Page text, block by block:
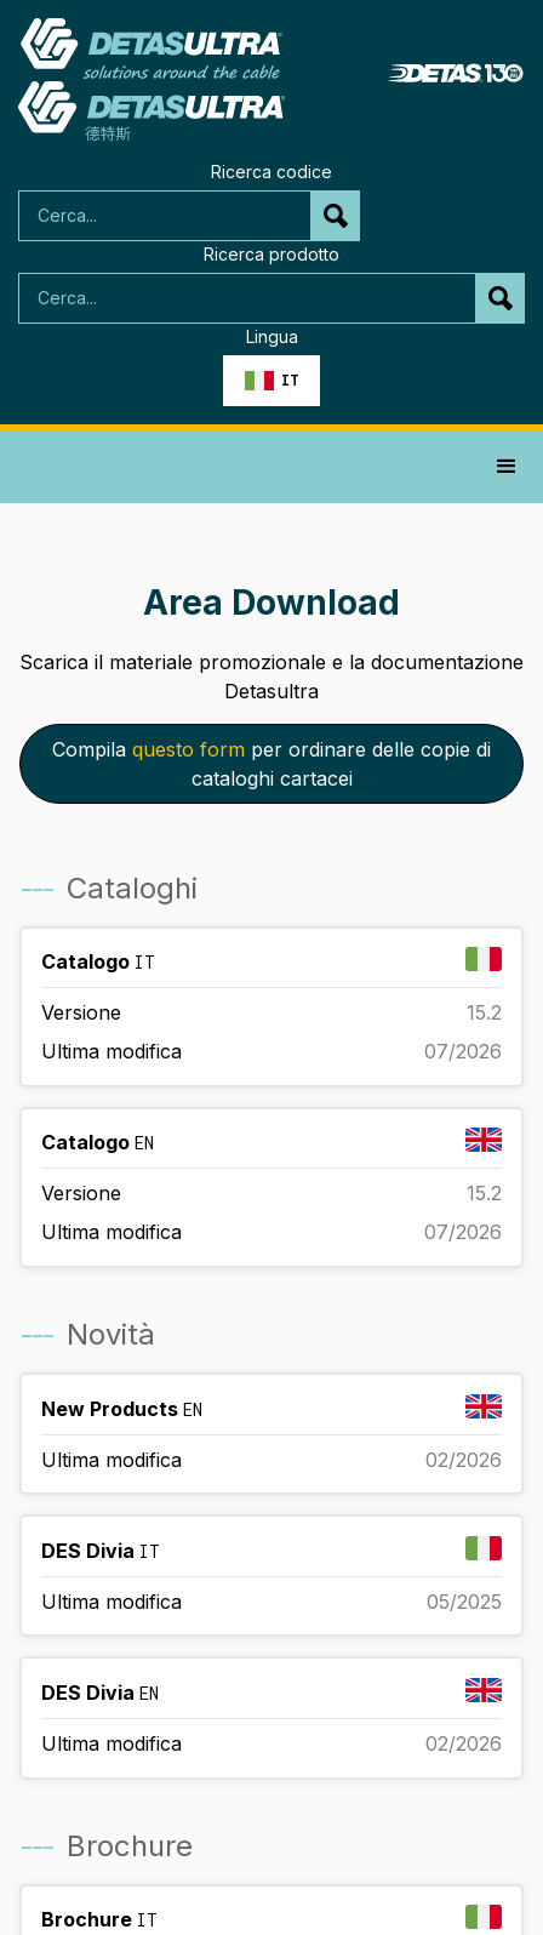
Ricerca codice
Ricerca prodotto
Lingua
IT
Area Download
Scarica il materiale promozionale e la documentazione
Detasultra
Compila questo form per ordinare delle copie di
cataloghi cartacei
--- Cataloghi
Catalogo IT
Versione
15.2
Ultima modifica
07/2026
Catalogo EN
Versione
15.2
Ultima modifica
07/2026
--- Novità
New Products EN
Ultima modifica 02/2026
DES Divia IT
Ultima modifica 05/2025
DES Divia EN
Ultima modifica 02/2026
--- Brochure
Brochure IT